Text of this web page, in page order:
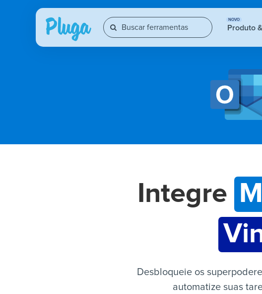
NOVO
Produto
Integre
Desbloqueie os
automatize suas